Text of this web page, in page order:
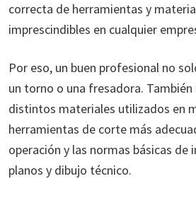
correcta de herramientas y
imprescindibles en cualquier
Por eso, un buen profesional no
un torno o una fresadora.
distintos materiales utilizados en
herramientas de corte más
operación y las normas básicas de
planos y dibujo técnico.